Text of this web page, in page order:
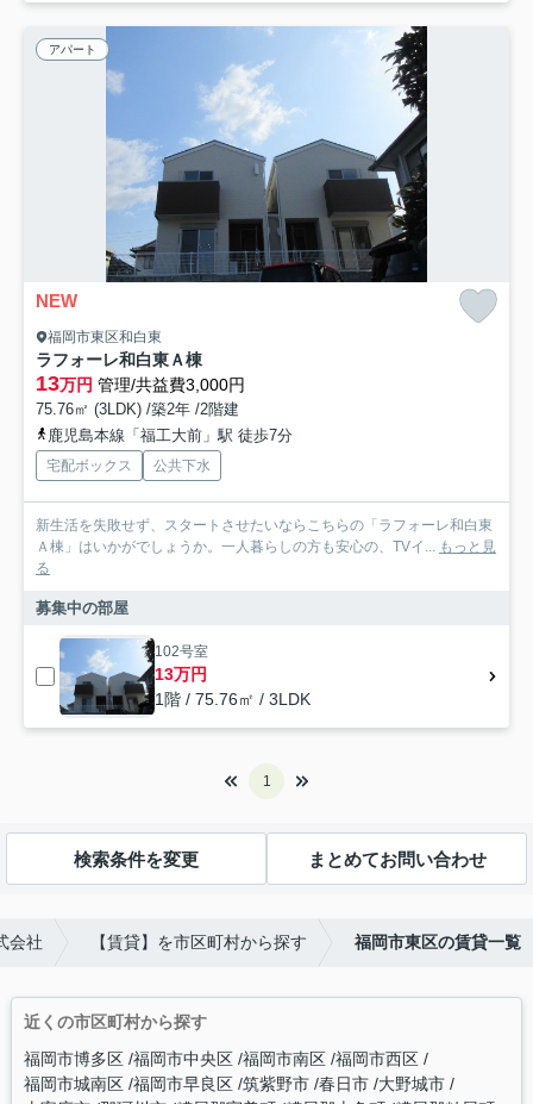
アパート
NEW
福岡市東区和白東
ラフォーレ和白東Ａ棟
13万円 管理/共益費3,000円
75.76㎡ (3LDK) /築2年 /2階建
鹿児島本線「福工大前」駅 徒歩7分
宅配ボックス 公共下水
新生活を失敗せず、スタートさせたいならこちらの「ラフォーレ和白東
Ａ棟」はいかがでしょうか。一人暮らしの方も安心の、TVイ... もっと見
る
募集中の部屋
102号室
13万円
1階 / 75.76㎡ / 3LDK
1
検索条件を変更 まとめてお問い合わせ
会社 【賃貸】を市区町村から探す 福岡市東区の賃貸一覧
近くの市区町村から探す
福岡市博多区 福岡市中央区 福岡市南区 福岡市西区
福岡市城南区 福岡市早良区 筑紫野市 春日市 大野城市